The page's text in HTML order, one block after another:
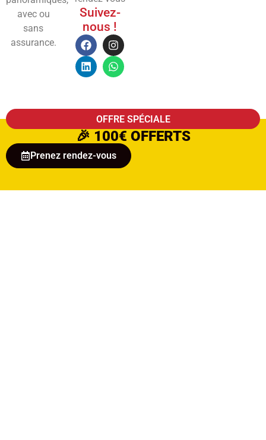
avec ou
sans
assurance.
Suivez-
nous !
OFFRE SPÉCIALE
🎉 100€ OFFERTS
Prenez rendez-vous